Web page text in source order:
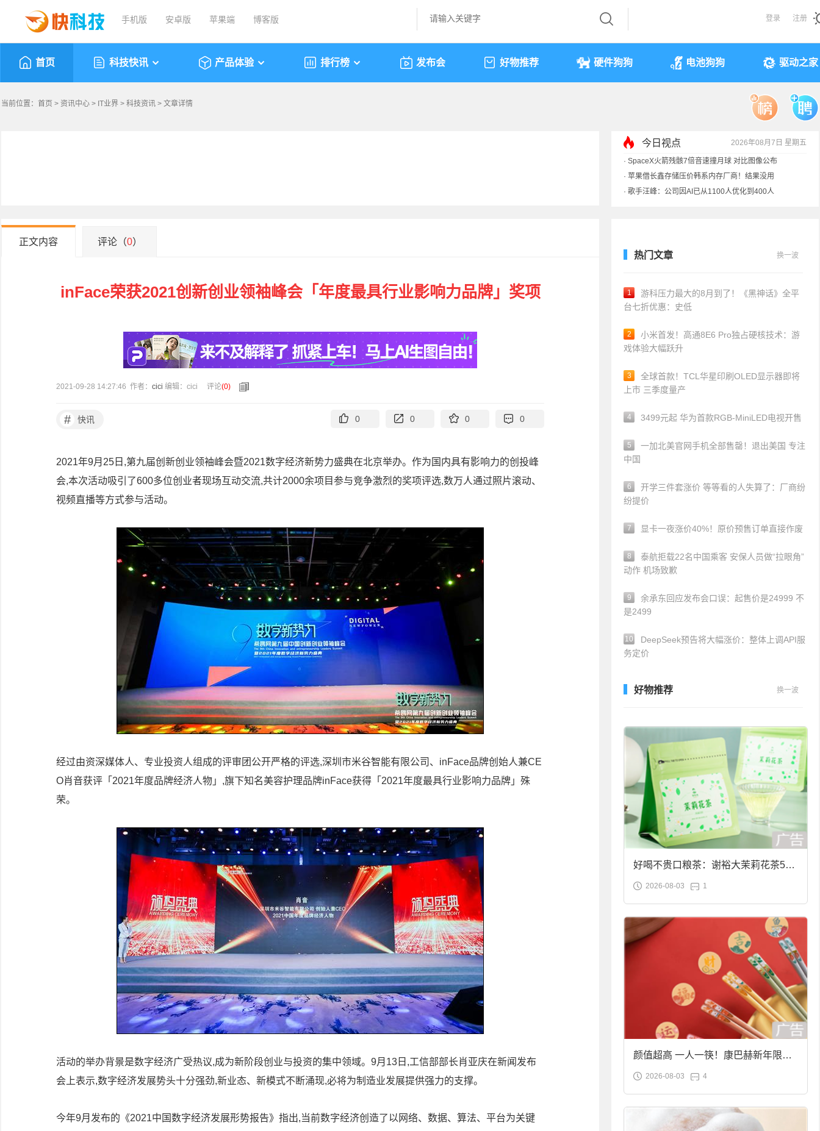
手机版 安卓版 苹果端 博客版 登录 注册
首页 科技快讯 产品体验 排行榜 发布会 好物推荐 硬件狗狗 电池狗狗 驱动之家
当前位置： 首页 > 资讯中心 > IT业界 > 科技资讯 > 文章详情
今日视点 2026年08月7日 星期五
· SpaceX火箭残骸7倍音速撞月球 对比图像公布
· 苹果借长鑫存储压价韩系内存厂商！结果没用
· 歌手汪峰：公司因AI已从1100人优化到400人
正文内容 评论（0）
inFace荣获2021创新创业领袖峰会「年度最具行业影响力品牌」奖项
2021-09-28 14:27:46 作者： cici 编辑：cici 评论(0)
# 快讯 0 0 0 0
2021年9月25日,第九届创新创业领袖峰会暨2021数字经济新势力盛典在北京举办。作为国内具有影响力的创投峰
会,本次活动吸引了600多位创业者现场互动交流,共计2000余项目参与竞争激烈的奖项评选,数万人通过照片滚动、
视频直播等方式参与活动。
经过由资深媒体人、专业投资人组成的评审团公开严格的评选,深圳市米谷智能有限公司、inFace品牌创始人兼CE
O肖音获评「2021年度品牌经济人物」,旗下知名美容护理品牌inFace获得「2021年度最具行业影响力品牌」殊
荣。
活动的举办背景是数字经济广受热议,成为新阶段创业与投资的集中领域。9月13日,工信部部长肖亚庆在新闻发布
会上表示,数字经济发展势头十分强劲,新业态、新模式不断涌现,必将为制造业发展提供强力的支撑。
今年9月发布的《2021中国数字经济发展形势报告》指出,当前数字经济创造了以网络、数据、算法、平台为关键
热门文章 换一波
1
游科压力最大的8月到了！《黑神话》全平
台七折优惠：史低
2
小米首发！高通8E6 Pro独占硬核技术：游
戏体验大幅跃升
3
全球首款！TCL华星印刷OLED显示器即将
上市 三季度量产
4 3499元起 华为首款RGB-MiniLED电视开售
5
一加北美官网手机全部售罄！退出美国 专注
中国
6
开学三件套涨价 等等看的人失算了：厂商纷
纷提价
7 显卡一夜涨价40%！原价预售订单直接作废
8
泰航拒载22名中国乘客 安保人员做“拉眼角”
动作 机场致歉
9
余承东回应发布会口误：起售价是24999 不
是2499
10
DeepSeek预告将大幅涨价：整体上调API服
务定价
好物推荐 换一波
好喝不贵口粮茶：谢裕大茉莉花茶50g
袋装9.9元到手
2026-08-03 1
颜值超高 一人一筷！康巴赫新年限定
合金筷子大促：19.9元
2026-08-03 4